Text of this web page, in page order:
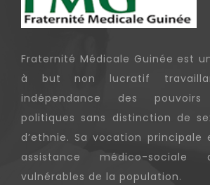
Fraternité Médicale Guinée est
à but non lucratif
indépendance des
politiques sans distinction de
d’ethnie. Sa vocation principale
assistance médico-sociale
vulnérables de la population.